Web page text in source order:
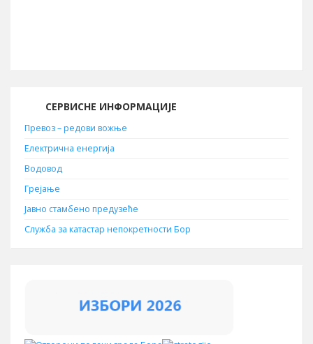
СЕРВИСНЕ ИНФОРМАЦИЈЕ
Превоз – редови вожње
Електрична енергија
Водовод
Грејање
Јавно стамбено предузеће
Служба за катастар непокретности Бор